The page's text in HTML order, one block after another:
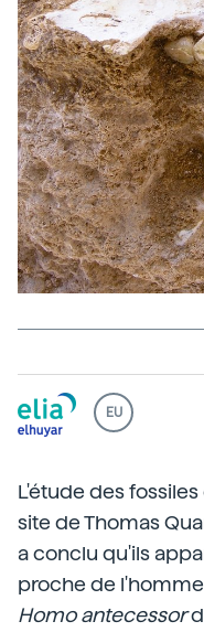
EU
L'étude des
site de Thomas
a conclu qu'ils
proche de
Homo antecessor